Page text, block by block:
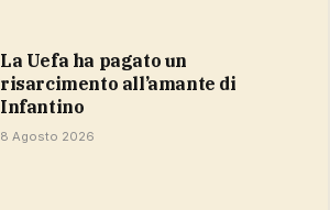
la Uefa ha pagato un
risarcimento all’amante di
Infantino
8 Agosto 2026